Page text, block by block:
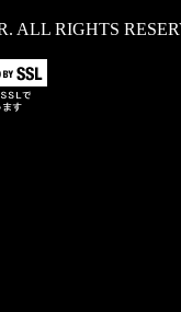
ALL RIGHTS